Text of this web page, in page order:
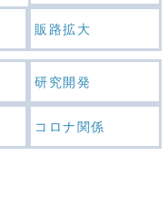
販路拡大
研究開発
コロナ関係